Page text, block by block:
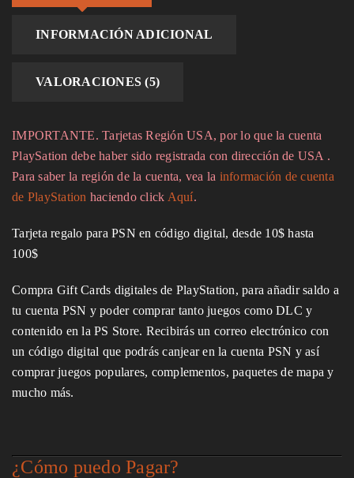
INFORMACIÓN ADICIONAL
VALORACIONES (5)
IMPORTANTE. Tarjetas Región USA, por lo que la cuenta
PlaySation debe haber sido registrada con dirección de USA .
Para saber la región de la cuenta, vea la información de cuenta
de PlayStation haciendo click Aquí.
Tarjeta regalo para PSN en código digital, desde 10$ hasta
100$
Compra Gift Cards digitales de PlayStation, para añadir saldo a
tu cuenta PSN y poder comprar tanto juegos como DLC y
contenido en la PS Store. Recibirás un correo electrónico con
un código digital que podrás canjear en la cuenta PSN y así
comprar juegos populares, complementos, paquetes de mapa y
mucho más.
¿Cómo puedo Pagar?